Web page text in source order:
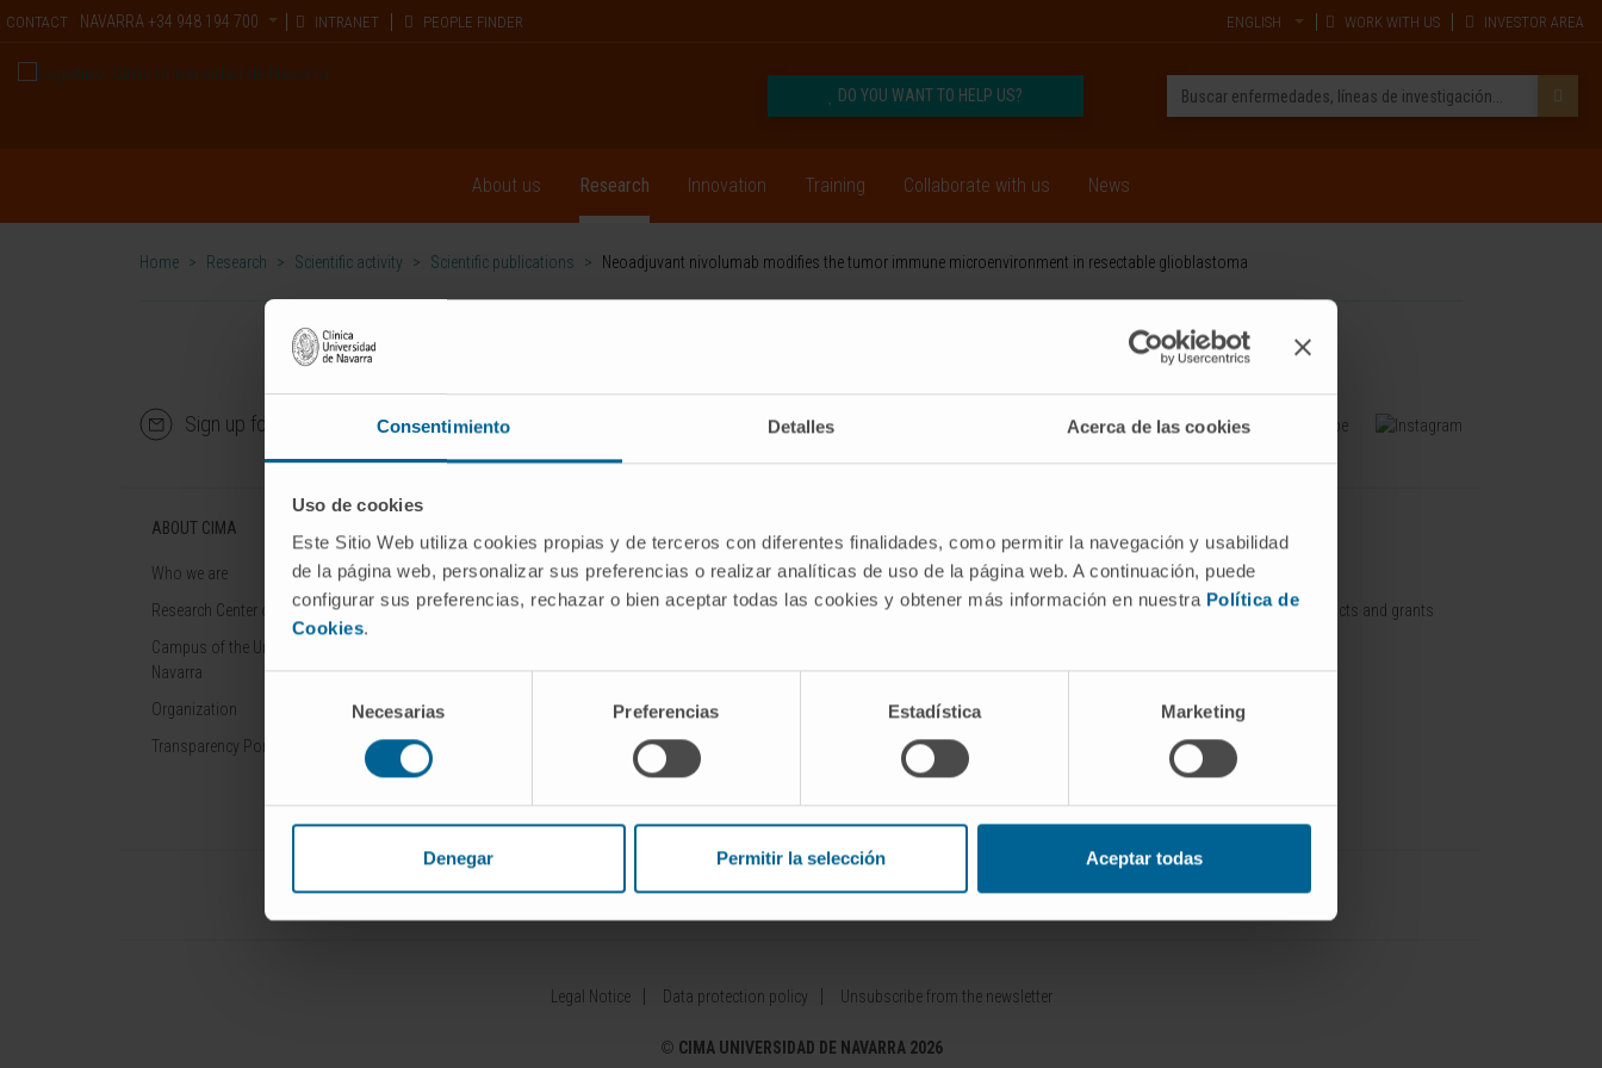
Consentimiento Detalles Acerca de las cookies
Uso de cookies
Este Sitio Web utiliza cookies propias y de terceros con diferentes finalidades, como permitir la navegación y usabilidad
de la página web, personalizar sus preferencias o realizar analíticas de uso de la página web. A continuación, puede
configurar sus preferencias, rechazar o bien aceptar todas las cookies y obtener más información en nuestra Política de
Cookies.
consentimiento
Necesarias Preferencias Estadística Marketing
Denegar Permitir la selección Aceptar todas
CONTACT NAVARRA +34 948 194 700 INTRANET PEOPLE FINDER ENGLISH WORK WITH US INVESTOR AREA
DO YOU WANT TO HELP US?
About us Research Innovation Training Collaborate with us News
Home > Research > Scientific activity > Scientific publications > Neoadjuvant nivolumab modifies the tumor immune microenvironment in resectable glioblastoma
Sign up for our newsletter SUBSCRIBE
ABOUT CIMA
Who we are
Research Center of the Clinica
Campus of the Universidad de
Navarra
Organization
Transparency Portal
Cancer
Cardiovascular diseases
Rare diseases
Our Researchers
Research Programs
Scientific activity
Drug development / Pipelines
Patents
Investor Area
Training offer
Training contracts and grants
Universidad de Navarra Clínica Universidad de Navarra Cima Lab Diagnostics
Legal Notice Data protection policy Unsubscribe from the newsletter
© CIMA UNIVERSIDAD DE NAVARRA 2026